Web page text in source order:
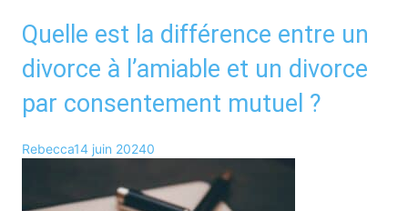
Quelle est la différence entre un
divorce à l’amiable et un divorce
par consentement mutuel ?
Rebecca14 juin 20240